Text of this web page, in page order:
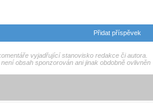
Přidat příspěvek
vyjadřující stanovisko redakce či autora.
obsah sponzorován ani jinak obdobně ovlivněn